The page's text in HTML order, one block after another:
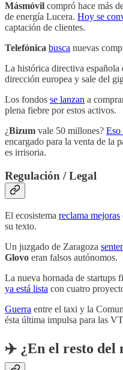
Másmóvil compró hace más
de energía Lucera. Hoy se
captación de clientes.
Telefónica busca nuevas
La histórica directiva española
dirección europea y sale del
Los fondos se lanzan a
plena fiebre por estos activos.
¿Bizum vale 50 millones? Eso
encargado para la venta de la
es irrisoria.
Regulación / Legal
El ecosistema reclama mejoras
su texto.
Un juzgado de Zaragoza
Glovo eran falsos autónomos.
La nueva hornada de startups
ya está lista con cuatro
Guerra entre el taxi y la
ésta última impulsa para las
✈️ ¿En el resto del